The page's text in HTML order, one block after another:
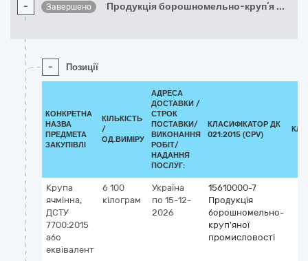
- Завершено Продукція борошномельно-круп’я ...
- Позиції
КОНКРЕТНА
НАЗВА
ПРЕДМЕТА
ЗАКУПІВЛІ
КІЛЬКІСТЬ
/
ОД.ВИМІРУ
АДРЕСА
ДОСТАВКИ /
СТРОК
ПОСТАВКИ/
ВИКОНАННЯ
РОБІТ/
НАДАННЯ
ПОСЛУГ:
КЛАСИФІКАТОР ДК
021:2015 (CPV)
Крупа
ячмінна,
ДСТУ
7700:2015
або
еквівалент
6 100
кілограм
Україна
по 15-12-
2026
15610000-7
Продукція
борошномельно-
круп'яної
промисловості